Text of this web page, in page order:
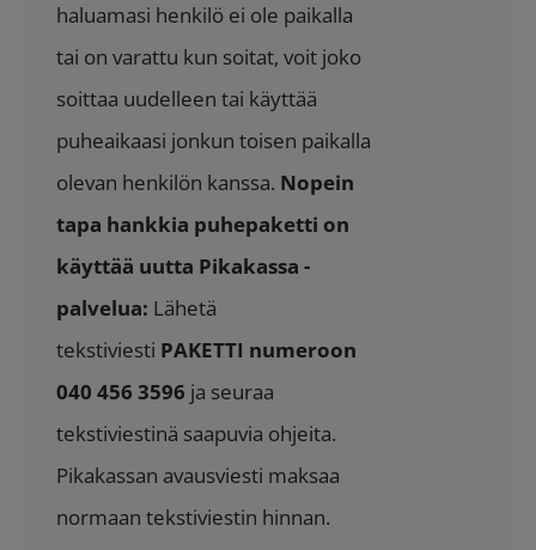
haluamasi henkilö ei ole paikalla
tai on varattu kun soitat, voit joko
soittaa uudelleen tai käyttää
puheaikaasi jonkun toisen paikalla
olevan henkilön kanssa. Nopein
tapa hankkia puhepaketti on
käyttää uutta Pikakassa -
palvelua: Lähetä
tekstiviesti PAKETTI numeroon
040 456 3596 ja seuraa
tekstiviestinä saapuvia ohjeita.
Pikakassan avausviesti maksaa
normaan tekstiviestin hinnan.